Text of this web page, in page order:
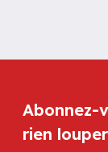
Abonnez-
rien